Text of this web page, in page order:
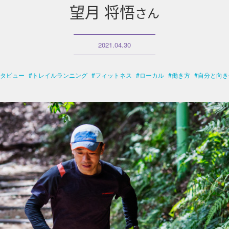
望月 将悟さん
2021.04.30
ビュー トレイルランニング フィットネス ローカル 働き方 自分と向